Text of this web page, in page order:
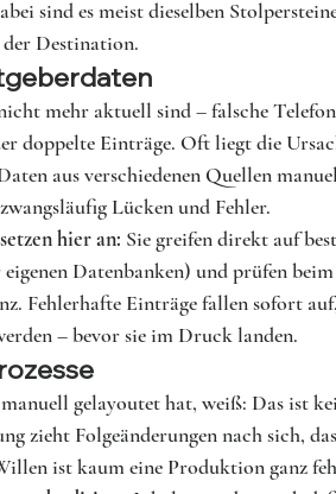
sind es meist dieselben
Destination.
mehr aktuell sind – falsche
doppelte Einträge. Oft liegt die
aus verschiedenen Quellen
Lücken und Fehler.
hier an: Sie greifen direkt auf
eigenen Datenbanken) und prüfen
Fehlerhafte Einträge fallen sofort
– bevor sie im Druck landen.
gelayoutet hat, weiß: Das ist
zieht Folgeänderungen nach sich,
ist kaum eine Produktion ganz